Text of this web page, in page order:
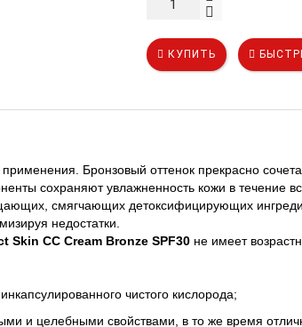
КУПИТЬ
Бронзовый оттенок прекрасно
сохраняют увлажненность кожи в течение
смягчающих детоксифицирующих
недостатки.
Skin CC Cream Bronze SPF30 не имеет
чистого кислорода;
и целебными свойствами, в то же время